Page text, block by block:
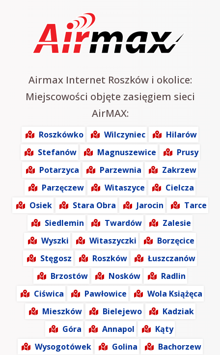
Airmax Internet Roszków i okolice:
Miejscowości objęte zasięgiem sieci
AirMAX:
Roszkówko Wilczyniec
Hilarów
Stefanów
Magnuszewice
Prusy
Potarzyca
Parzewnia
Zakrzew
Parzęczew
Witaszyce
Cielcza
Osiek
Stara Obra Jarocin
Tarce
Siedlemin
Twardów
Zalesie
Wyszki
Witaszyczki
Borzęcice
Stęgosz
Roszków
Łuszczanów
Brzostów
Nosków
Radlin
Ciświca
Pawłowice
Wola Książęca
Mieszków
Bielejewo
Kadziak
Góra
Annapol
Kąty
Wysogotówek
Golina
Bachorzew